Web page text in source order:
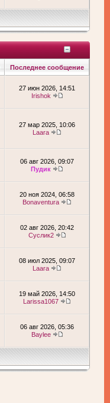
Последнее сообщение
27 июн 2026, 14:51
Irishok
27 мар 2025, 10:06
Laara
06 авг 2026, 09:07
Пудик
20 ноя 2024, 06:58
Bonaventura
02 авг 2026, 20:42
Суслик2
08 июл 2025, 09:07
Laara
19 май 2026, 14:50
Larissa1067
06 авг 2026, 05:36
Baylee